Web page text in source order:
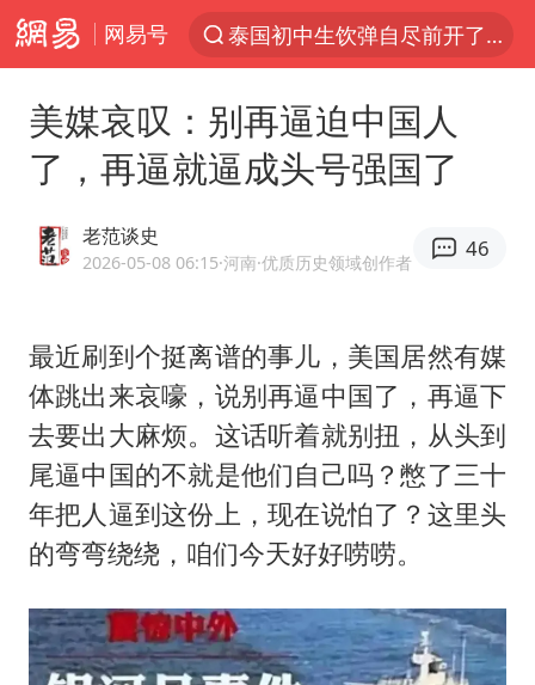
网易号
泰国初中生饮弹自尽前开了26枪
实时追踪台风白海豚
美股创4月份以来最大单周涨幅
俄黑客称掌握北约直接参与袭俄证据
泰国校园枪击事件已致8死30余伤
王虹邓煜的同学获统计学界诺贝尔奖
“东北超”哈尔滨主场收官战小贴士
微信新功能：你可以“撤回”你的撤回
2名小孩玩手机低头幅度近乎折叠
四川宜宾地震网友称睡觉被摇醒
美媒哀叹：别再逼迫中国人
了，再逼就逼成头号强国了
老范谈史
2026-05-08 06:15·河南·优质历史领域创作者
46
最近刷到个挺离谱的事儿，美国居然有媒
体跳出来哀嚎，说别再逼中国了，再逼下
去要出大麻烦。这话听着就别扭，从头到
尾逼中国的不就是他们自己吗？憋了三十
年把人逼到这份上，现在说怕了？这里头
的弯弯绕绕，咱们今天好好唠唠。